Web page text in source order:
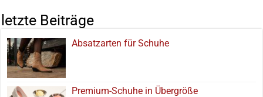
letzte Beiträge
Absatzarten für Schuhe
Premium-Schuhe in Übergröße